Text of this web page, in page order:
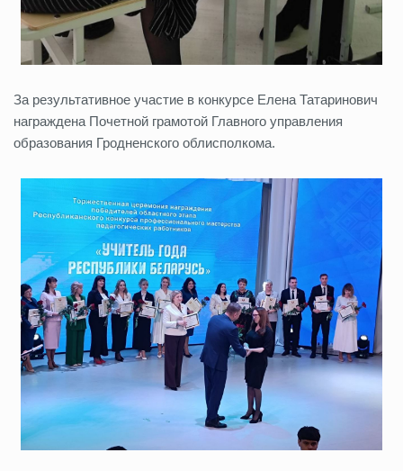
За результативное участие в конкурсе Елена Татаринович
награждена Почетной грамотой Главного управления
образования Гродненского облисполкома.